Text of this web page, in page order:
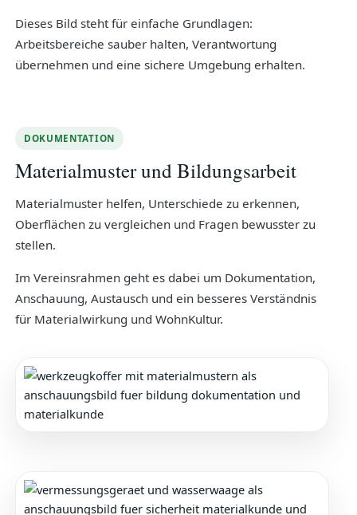
Dieses Bild steht für einfache Grundlagen:
Arbeitsbereiche sauber halten, Verantwortung
übernehmen und eine sichere Umgebung erhalten.
DOKUMENTATION
Materialmuster und Bildungsarbeit
Materialmuster helfen, Unterschiede zu erkennen,
Oberflächen zu vergleichen und Fragen bewusster zu
stellen.
Im Vereinsrahmen geht es dabei um Dokumentation,
Anschauung, Austausch und ein besseres Verständnis
für Materialwirkung und WohnKultur.